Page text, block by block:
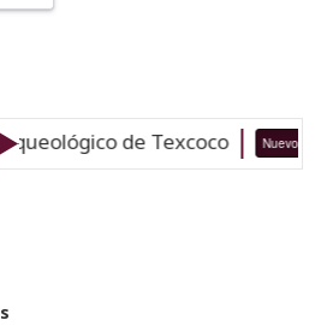
de Texcoco Nuevo